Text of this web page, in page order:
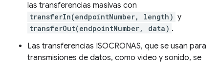
las transferencias masivas con
transferIn(endpointNumber, length) y
transferOut(endpointNumber, data) .
Las transferencias ISOCRONAS, que se usan para
transmisiones de datos, como video y sonido, se